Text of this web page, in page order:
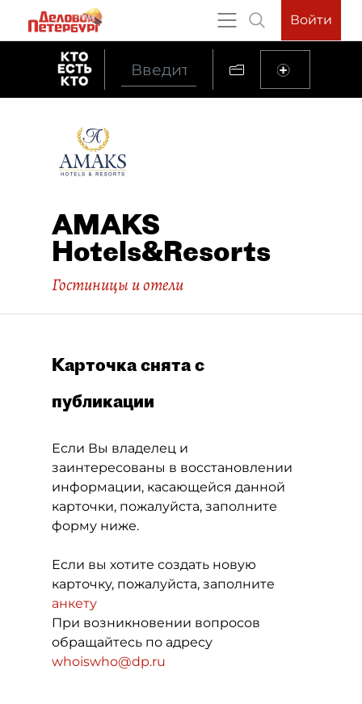
Войти
AMAKS
Hotels&Resorts
Гостиницы и отели
Карточка снята с
публикации
Если Вы владелец и
заинтересованы в восстановлении
информации, касающейся данной
карточки, пожалуйста, заполните
форму ниже.
Если вы хотите создать новую
карточку, пожалуйста, заполните
анкету
При возникновении вопросов
обращайтесь по адресу
whoiswho@dp.ru